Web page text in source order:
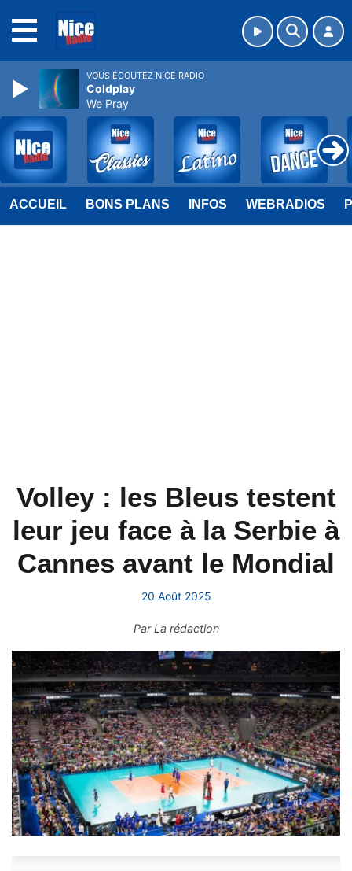
ACCUEIL BONS PLANS INFOS WEBRADIOS
Volley : les Bleus testent
leur jeu face à la Serbie à
Cannes avant le Mondial
20 Août 2025
ParLa rédaction
VOUS ÉCOUTEZ NICE RADIO
Coldplay
We Pray